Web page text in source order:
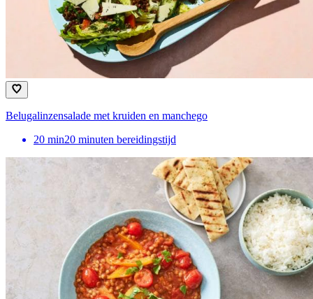
Belugalinzensalade met kruiden en manchego
20 min20 minuten bereidingstijd